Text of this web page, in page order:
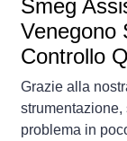
Smeg
Venegono
Controllo
Grazie alla
strumentazione,
problema in